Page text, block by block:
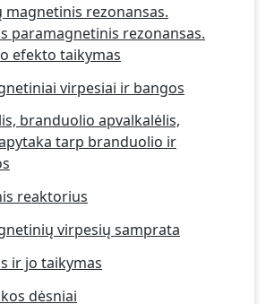
magnetinis rezonansas.
paramagnetinis rezonansas.
efekto taikymas
virpesiai ir bangos
branduolio apvalkalėlis,
tarp branduolio ir
reaktorius
virpesių samprata
ir jo taikymas
dėsniai